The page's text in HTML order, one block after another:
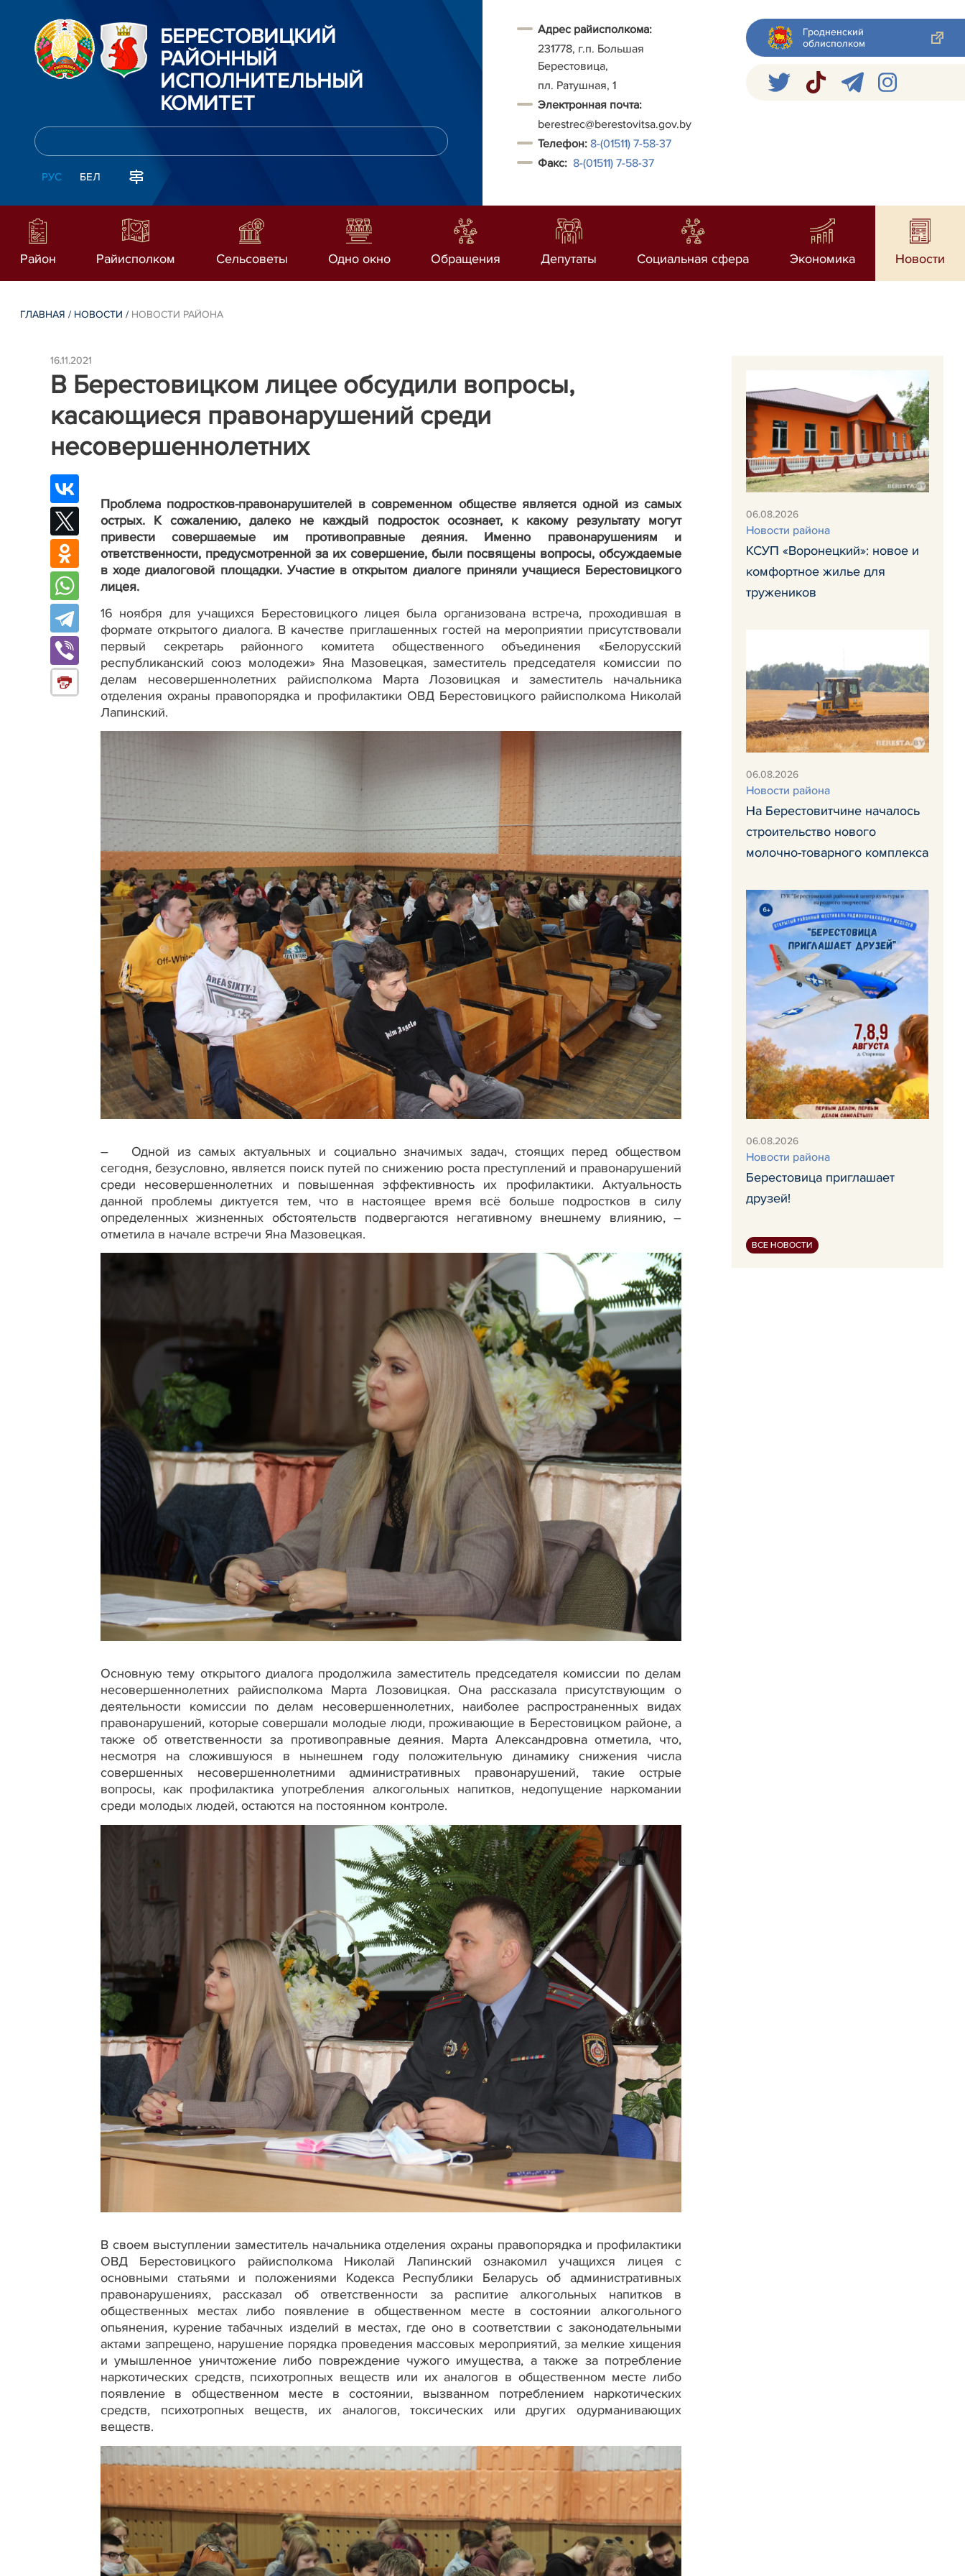
БЕРЕСТОВИЦКИЙ
РАЙОННЫЙ
ИСПОЛНИТЕЛЬНЫЙ
КОМИТЕТ
РУС БЕЛ
Адрес райисполкома:
231778, г.п. Большая
Берестовица,
пл. Ратушная, 1
Электронная почта:
berestrec@berestovitsa.gov.by
Телефон: 8-(01511) 7-58-37
Факс: 8-(01511) 7-58-37
Гродненский
облисполком
Район Райисполком Сельсоветы Одно окно Обращения Депутаты Социальная сфера Экономика Новости
ГЛАВНАЯ / НОВОСТИ / НОВОСТИ РАЙОНА
16.11.2021
В Берестовицком лицее обсудили вопросы,
касающиеся правонарушений среди
несовершеннолетних
Проблема подростков-правонарушителей в современном обществе является одной из самых
острых. К сожалению, далеко не каждый подросток осознает, к какому результату могут
привести совершаемые им противоправные деяния. Именно правонарушениям и
ответственности, предусмотренной за их совершение, были посвящены вопросы, обсуждаемые
в ходе диалоговой площадки. Участие в открытом диалоге приняли учащиеся Берестовицкого
лицея.
16 ноября для учащихся Берестовицкого лицея была организована встреча, проходившая в
формате открытого диалога. В качестве приглашенных гостей на мероприятии присутствовали
первый секретарь районного комитета общественного объединения «Белорусский
республиканский союз молодежи» Яна Мазовецкая, заместитель председателя комиссии по
делам несовершеннолетних райисполкома Марта Лозовицкая и заместитель начальника
отделения охраны правопорядка и профилактики ОВД Берестовицкого райисполкома Николай
Лапинский.
– Одной из самых актуальных и социально значимых задач, стоящих перед обществом
сегодня, безусловно, является поиск путей по снижению роста преступлений и правонарушений
среди несовершеннолетних и повышенная эффективность их профилактики. Актуальность
данной проблемы диктуется тем, что в настоящее время всё больше подростков в силу
определенных жизненных обстоятельств подвергаются негативному внешнему влиянию, –
отметила в начале встречи Яна Мазовецкая.
Основную тему открытого диалога продолжила заместитель председателя комиссии по делам
несовершеннолетних райисполкома Марта Лозовицкая. Она рассказала присутствующим о
деятельности комиссии по делам несовершеннолетних, наиболее распространенных видах
правонарушений, которые совершали молодые люди, проживающие в Берестовицком районе, а
также об ответственности за противоправные деяния. Марта Александровна отметила, что,
несмотря на сложившуюся в нынешнем году положительную динамику снижения числа
совершенных несовершеннолетними административных правонарушений, такие острые
вопросы, как профилактика употребления алкогольных напитков, недопущение наркомании
среди молодых людей, остаются на постоянном контроле.
В своем выступлении заместитель начальника отделения охраны правопорядка и профилактики
ОВД Берестовицкого райисполкома Николай Лапинский ознакомил учащихся лицея с
основными статьями и положениями Кодекса Республики Беларусь об административных
правонарушениях, рассказал об ответственности за распитие алкогольных напитков в
общественных местах либо появление в общественном месте в состоянии алкогольного
опьянения, курение табачных изделий в местах, где оно в соответствии с законодательными
актами запрещено, нарушение порядка проведения массовых мероприятий, за мелкие хищения
и умышленное уничтожение либо повреждение чужого имущества, а также за потребление
наркотических средств, психотропных веществ или их аналогов в общественном месте либо
появление в общественном месте в состоянии, вызванном потреблением наркотических
средств, психотропных веществ, их аналогов, токсических или других одурманивающих
веществ.
06.08.2026
Новости района
КСУП «Воронецкий»: новое и
комфортное жилье для
тружеников
06.08.2026
Новости района
На Берестовитчине началось
строительство нового
молочно-товарного комплекса
06.08.2026
Новости района
Берестовица приглашает
друзей!
ВСЕ НОВОСТИ